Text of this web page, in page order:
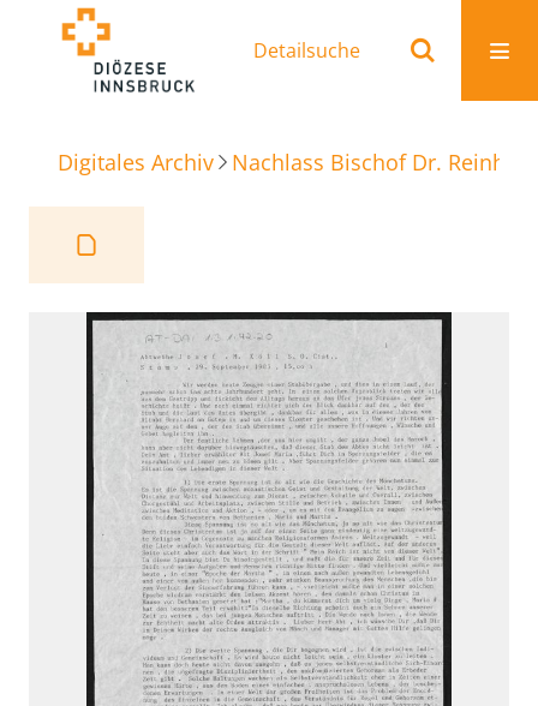
Detailsuche
Digitales Archiv Nachlass Bischof Dr.